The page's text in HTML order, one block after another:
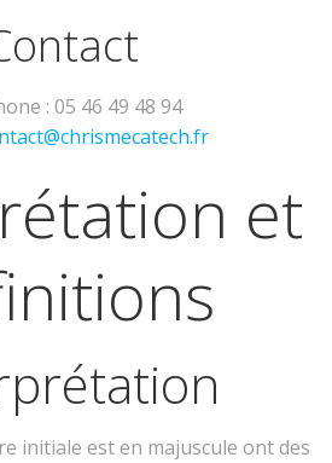
: 05 46 49 48 94
et
initiale est en majuscule ont des